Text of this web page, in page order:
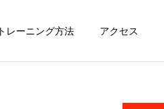
トレーニング方法 アクセス